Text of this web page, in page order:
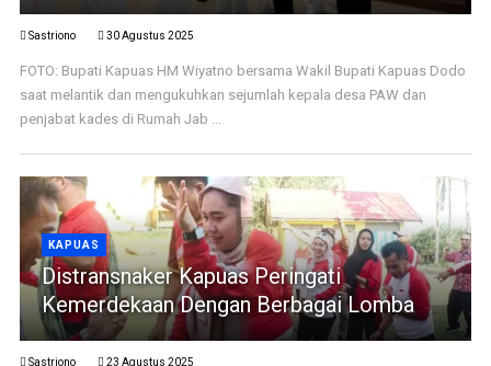
Sastriono 30 Agustus 2025
FOTO: Bupati Kapuas HM Wiyatno bersama Wakil Bupati Kapuas Dodo
saat melantik dan mengukuhkan sejumlah kepala desa PAW dan
penjabat kades di Rumah Jab ...
KAPUAS
Distransnaker Kapuas Peringati
Kemerdekaan Dengan Berbagai Lomba
Sastriono 23 Agustus 2025